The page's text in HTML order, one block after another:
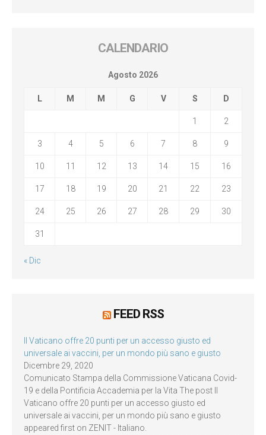
CALENDARIO
Agosto 2026
L M M G V S D
1 2
3 4 5 6 7 8 9
10 11 12 13 14 15 16
17 18 19 20 21 22 23
24 25 26 27 28 29 30
31
« Dic
FEED RSS
Il Vaticano offre 20 punti per un accesso giusto ed
universale ai vaccini, per un mondo più sano e giusto
Dicembre 29, 2020
Comunicato Stampa della Commissione Vaticana Covid-
19 e della Pontificia Accademia per la Vita The post Il
Vaticano offre 20 punti per un accesso giusto ed
universale ai vaccini, per un mondo più sano e giusto
appeared first on ZENIT - Italiano.